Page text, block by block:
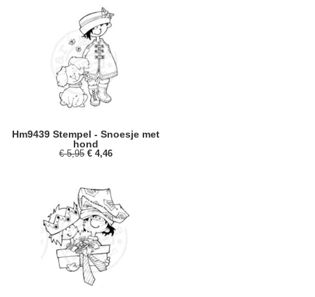
Hm9439 Stempel - Snoesje met
hond
€ 5,95 € 4,46